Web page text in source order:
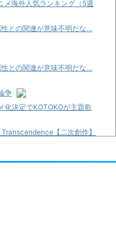
海外人気ランキング（5週
性との関連が意味不明だな…
性との関連が意味不明だな…
争
化決定でKOTOKOが主題歌
【二次創作】